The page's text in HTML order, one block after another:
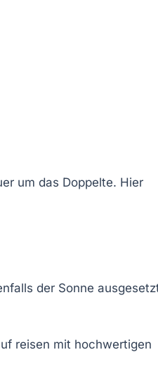
um das Doppelte. Hier
der Sonne